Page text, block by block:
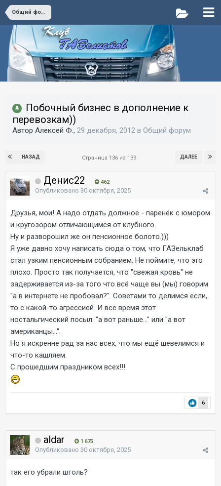
Общий форум
Побочный бизнес в дополнение к
перевозкам))
Автор Алексей Ф., 29 декабря, 2012 в Общий форум
НАЗАД ДАЛЕЕ
Страница 136 из 139
Денис22 462
Опубликовано 30 октября, 2025
Друзья, мои! А надо отдать должное - паренёк с юмором
и кругозором отличающимся от клубного.
Ну и разворошил же он пенсионное болото.)))
Я уже давно хочу написать сюда о том, что ГАЗельклаб
стал узким пенсионным собранием. Не поймите, что это
плохо. Просто так получается, что "свежая кровь" не
задерживается из-за того что всё чаще вы (мы) говорим
"а в интернете не пробовал?". Советами то делимся если,
то с какой-то агрессией. И всё время этот
ностальгический посыл: "а вот раньше..." или "а вот
американцы...".
Но я искренне рад за нас всех, что мы ещё шевелимся и
что-то кашляем.
С прошедшим праздником всех!!!
6
aldar 1 675
Опубликовано 30 октября, 2025
так его убрали штоль?